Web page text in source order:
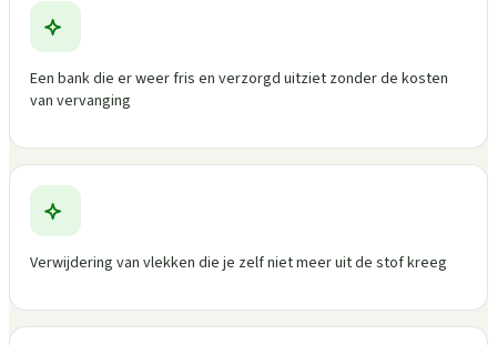
Een bank die er weer fris en verzorgd uitziet zonder de kosten
van vervanging
Verwijdering van vlekken die je zelf niet meer uit de stof kreeg